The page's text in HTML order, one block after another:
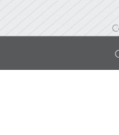
Others (อื่นๆ)